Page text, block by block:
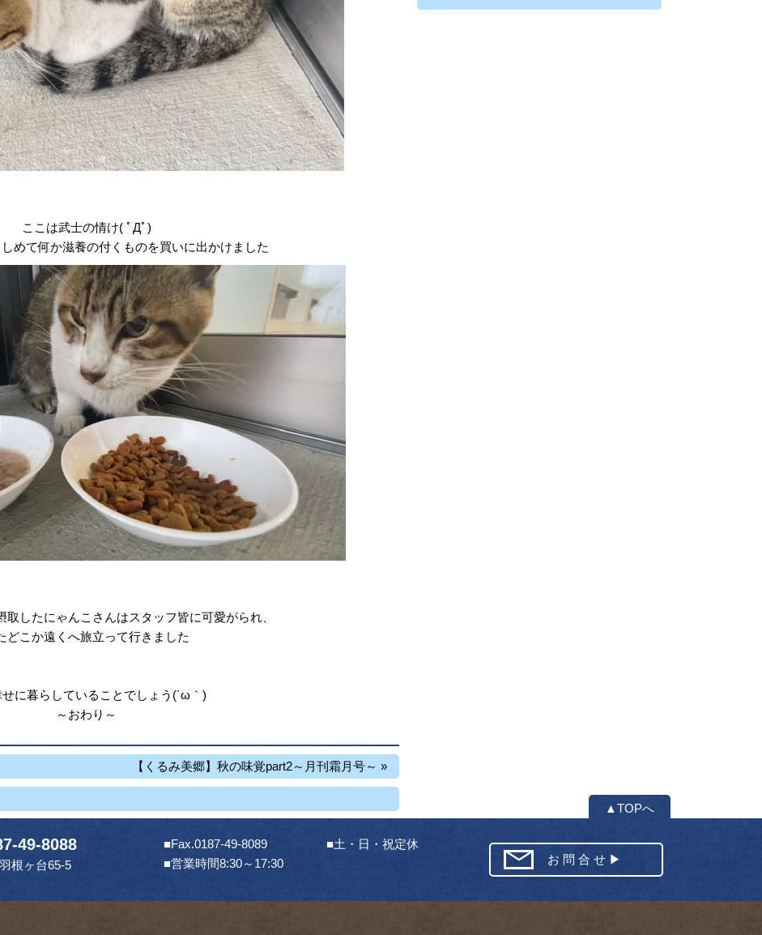
ここは武士の情け( ﾟДﾟ)
めて何か滋養の付くものを買いに出かけました
取したにゃんこさんはスタッフ皆に可愛がられ、
どこか遠くへ旅立って行きました
に暮らしていることでしょう(´ω｀)
～おわり～
【くるみ美郷】秋の味覚part2～月刊霜月号～ »
▲TOPへ
49-8088
根ヶ台65-5
■Fax.0187-49-8089
■営業時間8:30～17:30
■土・日・祝定休
お 問 合 せ ▶